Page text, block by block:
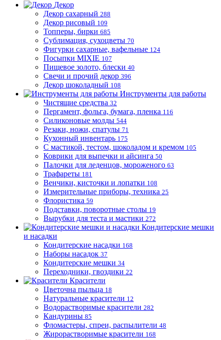
Декор
Декор сахарный 288
Декор рисовый 109
Топперы, бирки 685
Сублимация, сухоцветы 70
Фигурки сахарные, вафельные 124
Посыпки MIXIE 107
Пищевое золото, блески 40
Свечи и прочий декор 396
Декор шоколадный 108
Инструменты для работы
Чистящие средства 32
Пергамент, фольга, бумага, пленка 116
Силиконовые молды 544
Резаки, ножи, спатулы 71
Кухонный инвентарь 175
С мастикой, тестом, шоколадом и кремом 105
Коврики для выпечки и айсинга 50
Палочки для леденцов, мороженого 63
Трафареты 181
Венчики, кисточки и лопатки 108
Измерительные приборы, техника 25
Флористика 59
Подставки, поворотные столы 19
Вырубки для теста и мастики 272
Кондитерские мешки
и насадки
Кондитерские насадки 168
Наборы насадок 37
Кондитерские мешки 34
Переходники, гвоздики 22
Красители
Цветочна пыльца 18
Натуральные красители 12
Водорастворимые красители 282
Кандурины 85
Фломастеры, спреи, распылители 48
Жирорастворимые красители 168